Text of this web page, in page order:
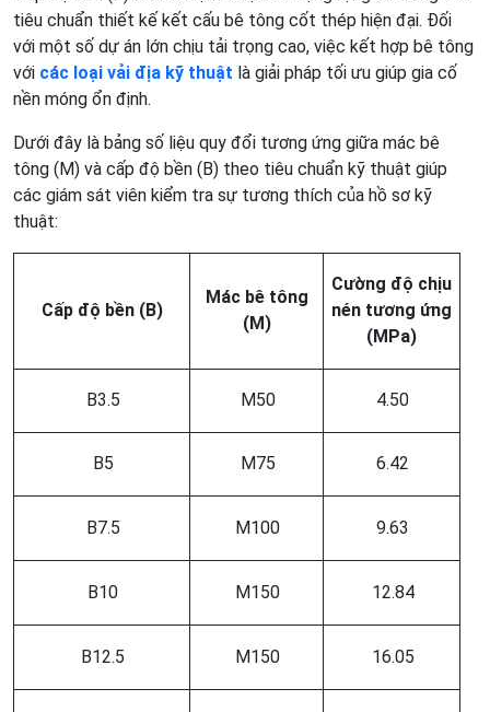
tiêu chuẩn thiết kế kết cấu bê tông cốt thép hiện đại. Đối
với một số dự án lớn chịu tải trọng cao, việc kết hợp bê tông
với các loại vải địa kỹ thuật là giải pháp tối ưu giúp gia cố
nền móng ổn định.
Dưới đây là bảng số liệu quy đổi tương ứng giữa mác bê
tông (M) và cấp độ bền (B) theo tiêu chuẩn kỹ thuật giúp
các giám sát viên kiểm tra sự tương thích của hồ sơ kỹ
thuật:
Cấp độ bền (B)
Mác bê tông
(M)
Cường độ chịu
nén tương ứng
(MPa)
B3.5 M50 4.50
B5 M75 6.42
B7.5 M100 9.63
B10 M150 12.84
B12.5 M150 16.05